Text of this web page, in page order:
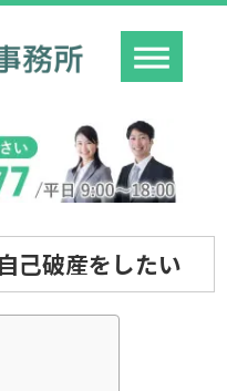
己破産をしたい